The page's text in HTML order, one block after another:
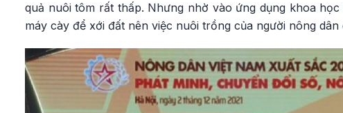
quả nuôi tôm rất thấp. Nhưng nhờ vào ứng dụng khoa
máy cày để xới đất nên việc nuôi trồng của người nông dân